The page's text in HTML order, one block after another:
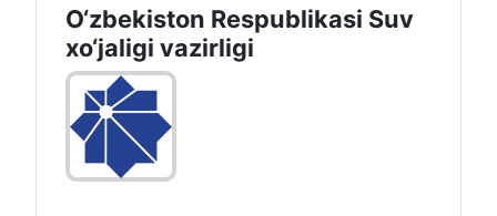
O‘zbekiston Respublikasi Suv
хo‘jaligi vazirligi